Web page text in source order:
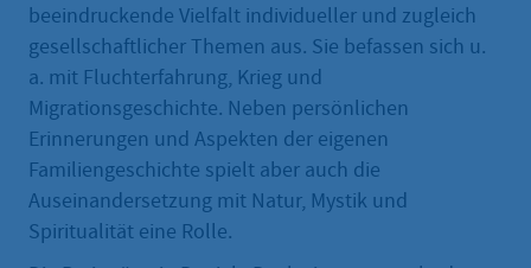
beeindruckende Vielfalt individueller und zugleich
gesellschaftlicher Themen aus. Sie befassen sich u.
a. mit Fluchterfahrung, Krieg und
Migrationsgeschichte. Neben persönlichen
Erinnerungen und Aspekten der eigenen
Familiengeschichte spielt aber auch die
Auseinandersetzung mit Natur, Mystik und
Spiritualität eine Rolle.